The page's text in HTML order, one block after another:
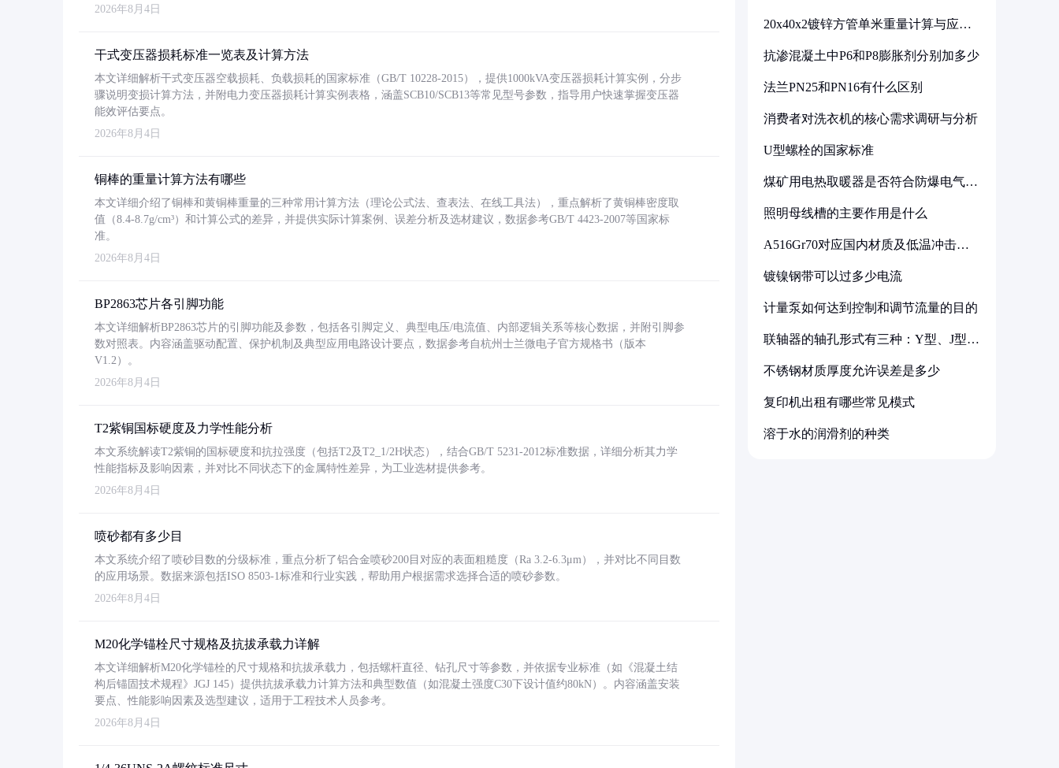
2026年8月4日
干式变压器损耗标准一览表及计算方法
本文详细解析干式变压器空载损耗、负载损耗的国家标准（GB/T 10228-2015），提供1000kVA变压器损耗计算实例，分步
骤说明变损计算方法，并附电力变压器损耗计算实例表格，涵盖SCB10/SCB13等常见型号参数，指导用户快速掌握变压器
能效评估要点。
2026年8月4日
铜棒的重量计算方法有哪些
本文详细介绍了铜棒和黄铜棒重量的三种常用计算方法（理论公式法、查表法、在线工具法），重点解析了黄铜棒密度取
值（8.4-8.7g/cm³）和计算公式的差异，并提供实际计算案例、误差分析及选材建议，数据参考GB/T 4423-2007等国家标
准。
2026年8月4日
BP2863芯片各引脚功能
本文详细解析BP2863芯片的引脚功能及参数，包括各引脚定义、典型电压/电流值、内部逻辑关系等核心数据，并附引脚参
数对照表。内容涵盖驱动配置、保护机制及典型应用电路设计要点，数据参考自杭州士兰微电子官方规格书（版本
V1.2）。
2026年8月4日
T2紫铜国标硬度及力学性能分析
本文系统解读T2紫铜的国标硬度和抗拉强度（包括T2及T2_1/2H状态），结合GB/T 5231-2012标准数据，详细分析其力学
性能指标及影响因素，并对比不同状态下的金属特性差异，为工业选材提供参考。
2026年8月4日
喷砂都有多少目
本文系统介绍了喷砂目数的分级标准，重点分析了铝合金喷砂200目对应的表面粗糙度（Ra 3.2-6.3μm），并对比不同目数
的应用场景。数据来源包括ISO 8503-1标准和行业实践，帮助用户根据需求选择合适的喷砂参数。
2026年8月4日
M20化学锚栓尺寸规格及抗拔承载力详解
本文详细解析M20化学锚栓的尺寸规格和抗拔承载力，包括螺杆直径、钻孔尺寸等参数，并依据专业标准（如《混凝土结
构后锚固技术规程》JGJ 145）提供抗拔承载力计算方法和典型数值（如混凝土强度C30下设计值约80kN）。内容涵盖安装
要点、性能影响因素及选型建议，适用于工程技术人员参考。
2026年8月4日
20x40x2镀锌方管单米重量计算与应用
抗渗混凝土中P6和P8膨胀剂分别加多少
法兰PN25和PN16有什么区别
消费者对洗衣机的核心需求调研与分析
U型螺栓的国家标准
煤矿用电热取暖器是否符合防爆电气设
照明母线槽的主要作用是什么
A516Gr70对应国内材质及低温冲击要
镀镍钢带可以过多少电流
计量泵如何达到控制和调节流量的目的
联轴器的轴孔形式有三种：Y型、J型、
不锈钢材质厚度允许误差是多少
复印机出租有哪些常见模式
溶于水的润滑剂的种类